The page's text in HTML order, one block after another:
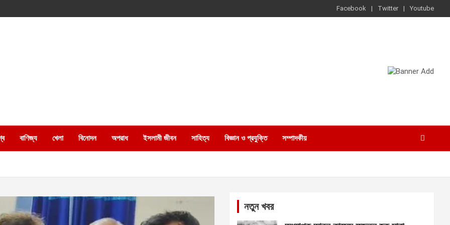
Facebook Twitter Youtube
বাণিজ্য খেলা বিনোদন অপরাধ ইসলামী জীবন সাহিত্য বিজ্ঞান ও প্রযুক্তি সম্পাদকীয়
নতুন খবর